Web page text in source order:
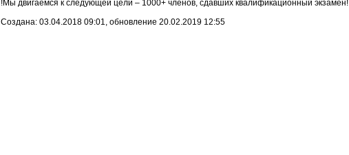
!Мы двигаемся к следующей цели – 1000+ членов, сдавших квалификационный экзамен!
Создана: 03.04.2018 09:01, обновление 20.02.2019 12:55